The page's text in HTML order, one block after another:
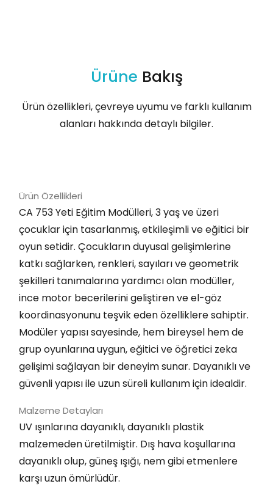
Ürüne Bakış
Ürün özellikleri, çevreye uyumu ve farklı kullanım
alanları hakkında detaylı bilgiler.
Ürün Özellikleri
CA 753 Yeti Eğitim Modülleri, 3 yaş ve üzeri
çocuklar için tasarlanmış, etkileşimli ve eğitici bir
oyun setidir. Çocukların duyusal gelişimlerine
katkı sağlarken, renkleri, sayıları ve geometrik
şekilleri tanımalarına yardımcı olan modüller,
ince motor becerilerini geliştiren ve el-göz
koordinasyonunu teşvik eden özelliklere sahiptir.
Modüler yapısı sayesinde, hem bireysel hem de
grup oyunlarına uygun, eğitici ve öğretici zeka
gelişimi sağlayan bir deneyim sunar. Dayanıklı ve
güvenli yapısı ile uzun süreli kullanım için idealdir.
Malzeme Detayları
UV ışınlarına dayanıklı, dayanıklı plastik
malzemeden üretilmiştir. Dış hava koşullarına
dayanıklı olup, güneş ışığı, nem gibi etmenlere
karşı uzun ömürlüdür.